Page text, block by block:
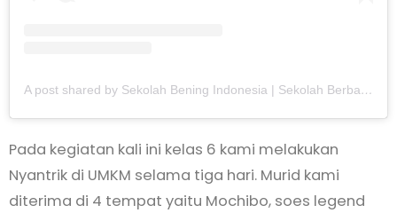
A post shared by Sekolah Bening Indonesia | Sekolah Berbasis Adab dan Literasi (@sekolahbeningindonesia)
Pada kegiatan kali ini kelas 6 kami melakukan
Nyantrik di UMKM selama tiga hari. Murid kami
diterima di 4 tempat yaitu Mochibo, soes legend